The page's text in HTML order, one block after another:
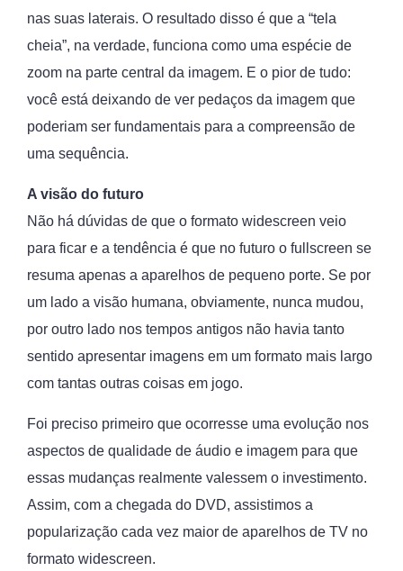
nas suas laterais. O resultado disso é que a “tela
cheia”, na verdade, funciona como uma espécie de
zoom na parte central da imagem. E o pior de tudo:
você está deixando de ver pedaços da imagem que
poderiam ser fundamentais para a compreensão de
uma sequência.
A visão do futuro
Não há dúvidas de que o formato widescreen veio
para ficar e a tendência é que no futuro o fullscreen se
resuma apenas a aparelhos de pequeno porte. Se por
um lado a visão humana, obviamente, nunca mudou,
por outro lado nos tempos antigos não havia tanto
sentido apresentar imagens em um formato mais largo
com tantas outras coisas em jogo.
Foi preciso primeiro que ocorresse uma evolução nos
aspectos de qualidade de áudio e imagem para que
essas mudanças realmente valessem o investimento.
Assim, com a chegada do DVD, assistimos a
popularização cada vez maior de aparelhos de TV no
formato widescreen.